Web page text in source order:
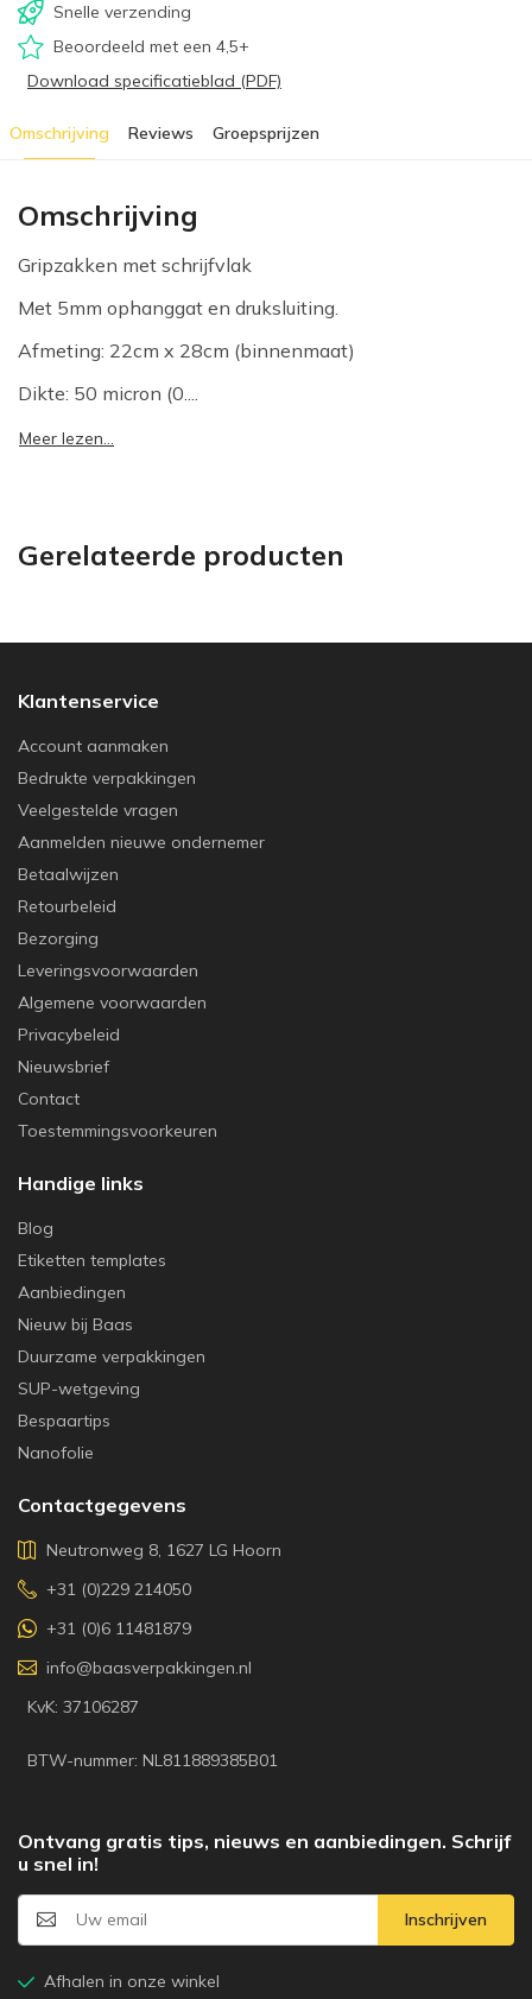
Snelle verzending
Beoordeeld met een 4,5+
Download specificatieblad (PDF)
Omschrijving Reviews Groepsprijzen
Omschrijving
Gripzakken met schrijfvlak
Met 5mm ophanggat en druksluiting.
Afmeting: 22cm x 28cm (binnenmaat)
Dikte: 50 micron (0....
Meer lezen...
Gerelateerde producten
Klantenservice
Account aanmaken
Bedrukte verpakkingen
Veelgestelde vragen
Aanmelden nieuwe ondernemer
Betaalwijzen
Retourbeleid
Bezorging
Leveringsvoorwaarden
Algemene voorwaarden
Privacybeleid
Nieuwsbrief
Contact
Toestemmingsvoorkeuren
Handige links
Blog
Etiketten templates
Aanbiedingen
Nieuw bij Baas
Duurzame verpakkingen
SUP-wetgeving
Bespaartips
Nanofolie
Contactgegevens
Neutronweg 8, 1627 LG Hoorn
+31 (0)229 214050
+31 (0)6 11481879
info@baasverpakkingen.nl
KvK: 37106287
BTW-nummer: NL811889385B01
Ontvang gratis tips, nieuws en aanbiedingen. Schrijf
u snel in!
Inschrijven
Afhalen in onze winkel